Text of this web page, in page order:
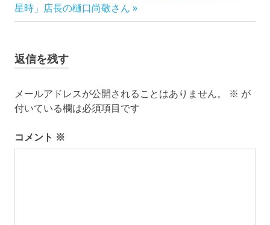
ナ
ゲ
シ
ン
事:
記
事:
星時」店長の樋口尚敬さん
返信を残す
メールアドレスが公開されることはありません。 ※ が
付いている欄は必須項目です
コメント ※